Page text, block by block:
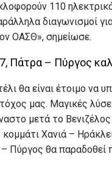
110
διαγωνισμοί
ΟΑΣΘ», σημείωσε.
Πάτρα – Πύργος
θα είναι έτοιμο να
μας. Μαγικές
μετά το
Χανιά –
Πύργος θα παραδοθεί